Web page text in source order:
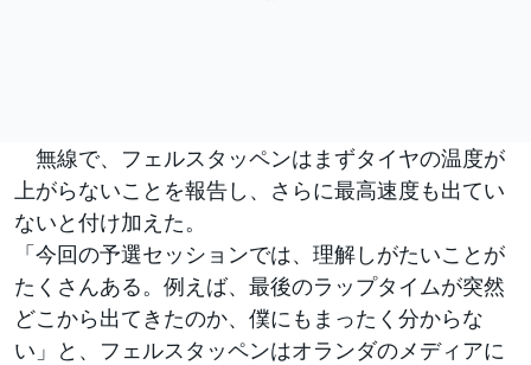
無線で、フェルスタッペンはまずタイヤの温度が
上がらないことを報告し、さらに最高速度も出てい
ないと付け加えた。
「今回の予選セッションでは、理解しがたいことが
たくさんある。例えば、最後のラップタイムが突然
どこから出てきたのか、僕にもまったく分からな
い」と、フェルスタッペンはオランダのメディアに